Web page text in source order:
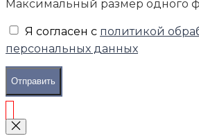
Максимальный размер одного
Я согласен с политикой
персональных данных
Отправить